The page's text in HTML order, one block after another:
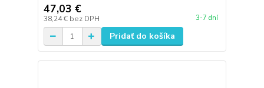
47,03 €
38,24 € bez DPH 3-7 dní
Pridať do košíka